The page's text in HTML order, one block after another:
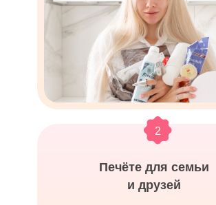
Печёте для семьи
и друзей
2